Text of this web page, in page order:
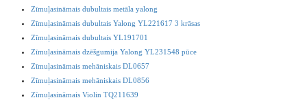
Zīmuļasināmais dubultais metāla yalong
Zīmuļasināmais dubultais Yalong YL221617 3 krāsas
Zīmuļasināmais dubultais YL191701
Zīmuļasināmais dzēšgumija Yalong YL231548 pūce
Zīmuļasināmais mehāniskais DL0657
Zīmuļasināmais mehāniskais DL0856
Zīmuļasināmais Violin TQ211639